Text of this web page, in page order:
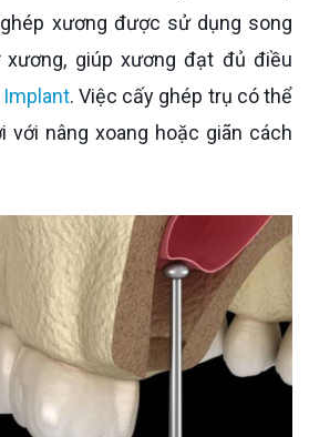
xương được sử dụng song
giúp xương đạt đủ điều
. Việc cấy ghép trụ có thể
với nâng xoang hoặc giãn cách